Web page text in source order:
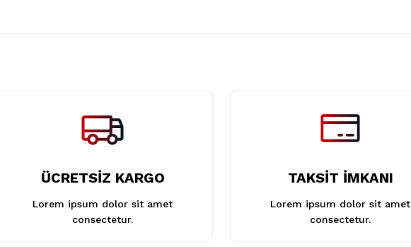
ÜCRETSİZ KARGO
Lorem ipsum dolor sit amet
consectetur.
TAKSİT İMKANI
Lorem ipsum dolor sit amet
consectetur.